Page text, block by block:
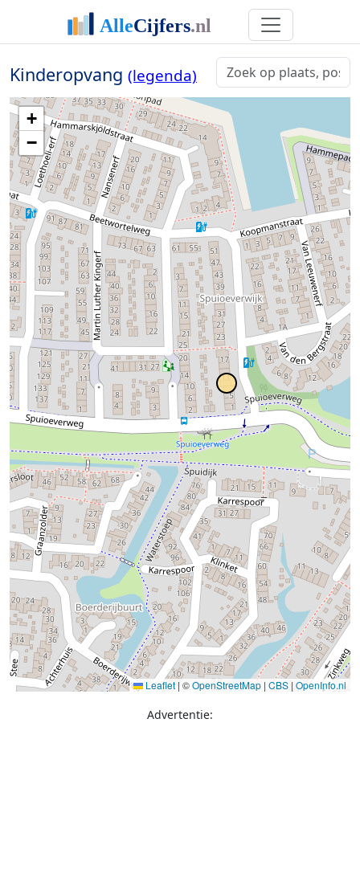
Kinderopvang (legenda)
+
−
Leaflet | ©OpenStreetMap | CBS | OpenInfo.nl
Advertentie: